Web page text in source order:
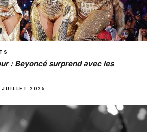
: Beyoncé surprend avec les
JUILLET 2025